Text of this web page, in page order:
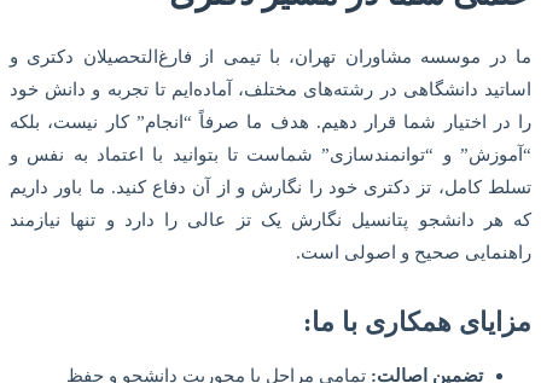
ما در موسسه مشاوران تهران، با تیمی از فارغ‌التحصیلان دکتری و
اساتید دانشگاهی در رشته‌های مختلف، آماده‌ایم تا تجربه و دانش خود
را در اختیار شما قرار دهیم. هدف ما صرفاً “انجام” کار نیست، بلکه
“آموزش” و “توانمندسازی” شماست تا بتوانید با اعتماد به نفس و
تسلط کامل، تز دکتری خود را نگارش و از آن دفاع کنید. ما باور داریم
که هر دانشجو پتانسیل نگارش یک تز عالی را دارد و تنها نیازمند
راهنمایی صحیح و اصولی است.
مزایای همکاری با ما:
تضمین اصالت: تمامی مراحل با محوریت دانشجو و حفظ